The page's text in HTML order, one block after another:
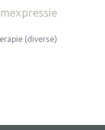
(diverse)